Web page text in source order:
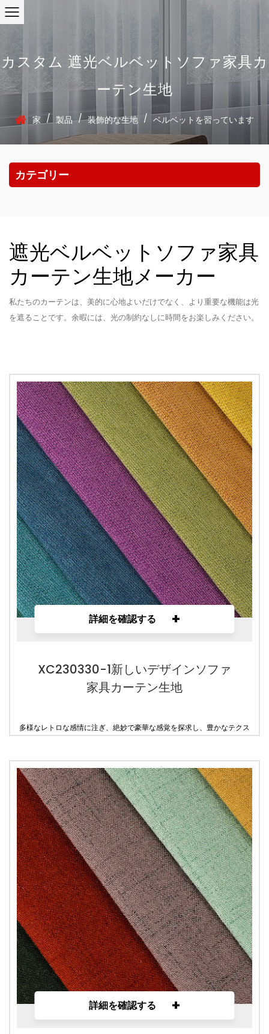
カスタム 遮光ベルベットソファ家具カ
ーテン生地
家 / 製品 / 装飾的な生地 / ベルベットを習っています
カテゴリー
遮光ベルベットソファ家具
カーテン生地メーカー
私たちのカーテンは、美的に心地よいだけでなく、より重要な機能は光
を遮ることです。余暇には、光の制約なしに時間をお楽しみください。
詳細を確認する +
XC230330-1新しいデザインソファ
家具カーテン生地
多様なレトロな感情に注ぎ、絶妙で豪華な感覚を探求し、豊かなテクス
詳細を確認する +